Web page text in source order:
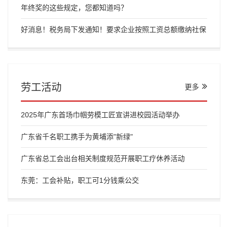
年终奖的这些规定，您都知道吗？
好消息！税务局下发通知！要求企业按照工资总额缴纳社保
劳工活动 更多
2025年广东首场巾帼劳模工匠宣讲进校园活动举办
广东省千名职工携手为黄埔添"新绿"
广东省总工会出台相关制度规范开展职工疗休养活动
东莞：工会补贴，职工可1分钱乘公交